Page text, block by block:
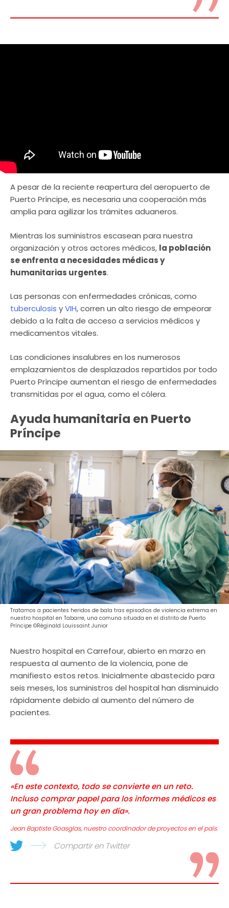
A pesar de la reciente reapertura del aeropuerto de
Puerto Príncipe, es necesaria una cooperación más
amplia para agilizar los trámites aduaneros.
Mientras los suministros escasean para nuestra
organización y otros actores médicos, la población
se enfrenta a necesidades médicas y
humanitarias urgentes.
Las personas con enfermedades crónicas, como
tuberculosis yVIH, corren un alto riesgo de empeorar
debido a la falta de acceso a servicios médicos y
medicamentos vitales.
Las condiciones insalubres en los numerosos
emplazamientos de desplazados repartidos por todo
Puerto Príncipe aumentan el riesgo de enfermedades
transmitidas por el agua, como el cólera.
Ayuda humanitaria en Puerto
Príncipe
Tratamos a pacientes heridos de bala tras episodios de violencia extrema en
nuestro hospital en Tabarre, una comuna situada en el distrito de Puerto
Príncipe ©Réginald Louissaint Junior
Nuestro hospital en Carrefour, abierto en marzo en
respuesta al aumento de la violencia, pone de
manifiesto estos retos. Inicialmente abastecido para
seis meses, los suministros del hospital han disminuido
rápidamente debido al aumento del número de
pacientes.
«En este contexto, todo se convierte en un reto.
Incluso comprar papel para los informes médicos es
un gran problema hoy en día».
Jean Baptiste Goasglas, nuestro coordinador de proyectos en el país.
Compartir en Twitter